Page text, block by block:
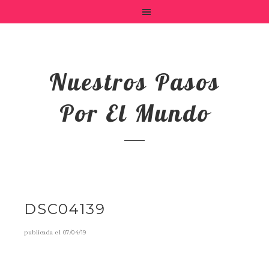
Nuestros Pasos
Por El Mundo
DSC04139
publicada el 07/04/19